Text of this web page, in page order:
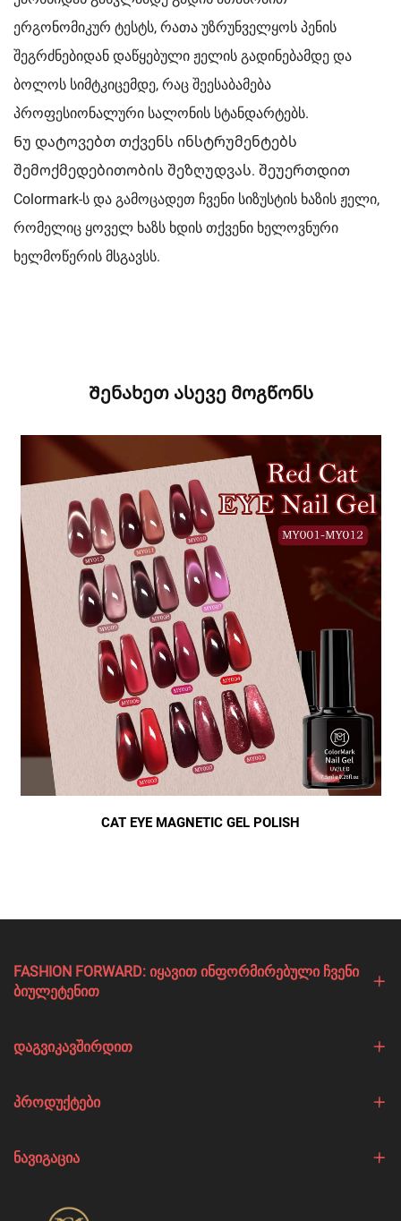
ერგონომიკურ ტესტს, რათა უზრუნველყოს პენის
შეგრძნებიდან დაწყებული ჟელის გადინებამდე და
ბოლოს სიმტკიცემდე, რაც შეესაბამება
პროფესიონალური სალონის სტანდარტებს.
Ნუ დატოვებთ თქვენს ინსტრუმენტებს
შემოქმედებითობის შეზღუდვას. შეუერთდით
Colormark-ს და გამოცადეთ ჩვენი სიზუსტის ხაზის ჟელი,
რომელიც ყოველ ხაზს ხდის თქვენი ხელოვნური
ხელმოწერის მსგავსს.
Შენახეთ ასევე მოგწონს
CAT EYE MAGNETIC GEL POLISH
FASHION FORWARD: ᲘᲧᲐᲕᲘᲗ ᲘᲜᲤᲝᲠᲛᲘᲠᲔᲑᲣᲚᲘ ᲩᲕᲔᲜᲘ
ᲑᲘᲣᲚᲔᲢᲔᲜᲘᲗ
ᲓᲐᲒᲕᲘᲙᲐᲕᲨᲘᲠᲓᲘᲗ
ᲞᲠᲝᲓᲣᲥᲢᲔᲑᲘ
ᲜᲐᲕᲘᲒᲐᲪᲘᲐ